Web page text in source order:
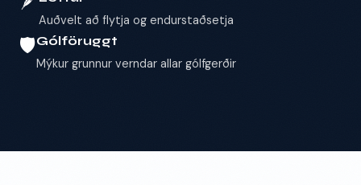
Auðvelt að flytja og endurstaðsetja
🛡️Gólföruggt
Mýkur grunnur verndar allar gólfgerðir